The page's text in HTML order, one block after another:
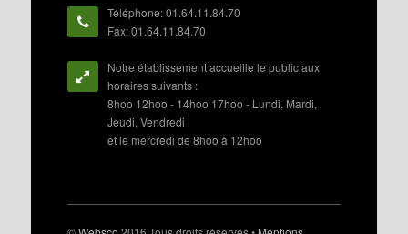
Téléphone: 01.64.11.84.70
Fax: 01.64.11.84.70
Notre établissement accueille le public aux
horaires suivants :
8hoo 12hoo - 14hoo 17hoo - Lundi, Mardi,
Jeudi, Vendredi
et le mercredi de 8hoo à 12hoo